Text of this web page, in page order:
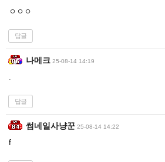
ㅇㅇㅇ
답글
나메크 25-08-14 14:19
답글
썸네일사냥꾼 25-08-14 14:22
f